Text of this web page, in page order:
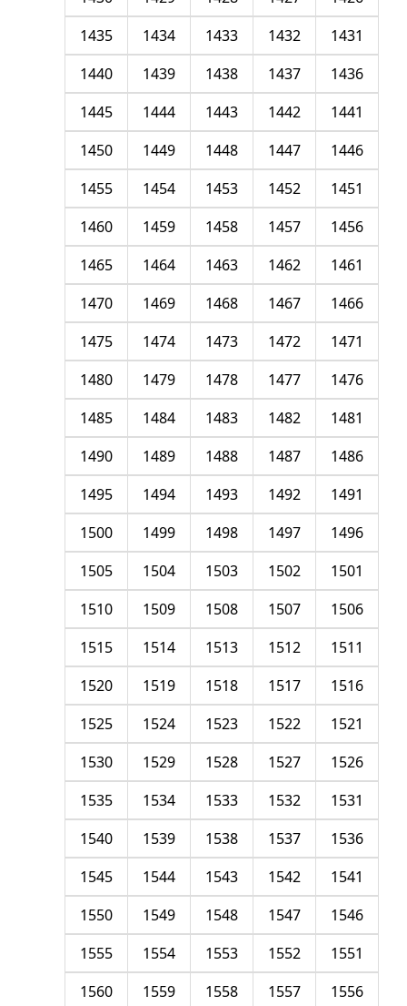
1431
1432
1433
1434
1435
1436
1437
1438
1439
1440
1441
1442
1443
1444
1445
1446
1447
1448
1449
1450
1451
1452
1453
1454
1455
1456
1457
1458
1459
1460
1461
1462
1463
1464
1465
1466
1467
1468
1469
1470
1471
1472
1473
1474
1475
1476
1477
1478
1479
1480
1481
1482
1483
1484
1485
1486
1487
1488
1489
1490
1491
1492
1493
1494
1495
1496
1497
1498
1499
1500
1501
1502
1503
1504
1505
1506
1507
1508
1509
1510
1511
1512
1513
1514
1515
1516
1517
1518
1519
1520
1521
1522
1523
1524
1525
1526
1527
1528
1529
1530
1531
1532
1533
1534
1535
1536
1537
1538
1539
1540
1541
1542
1543
1544
1545
1546
1547
1548
1549
1550
1551
1552
1553
1554
1555
1556
1557
1558
1559
1560